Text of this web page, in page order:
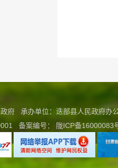
政府 承办单位：迭部县人民政府
备案编号： 陇ICP备16000083